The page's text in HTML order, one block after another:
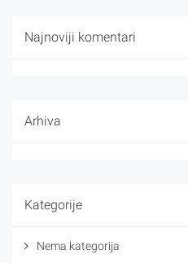
Najnoviji komentari
Arhiva
Kategorije
Nema kategorija